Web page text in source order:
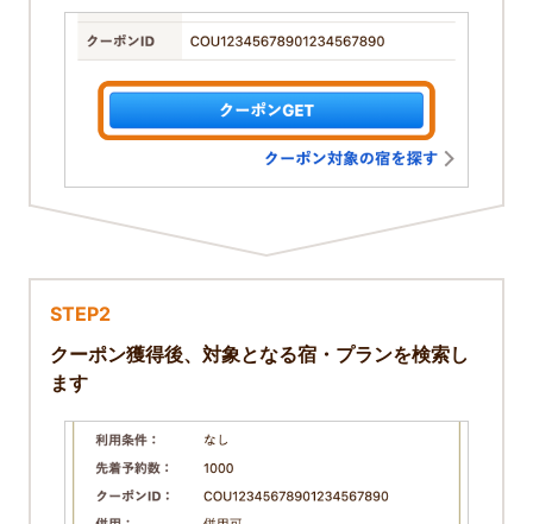
STEP2
クーポン獲得後、対象となる宿・プランを検索し
ます